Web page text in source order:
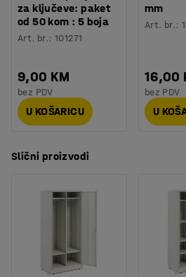
za ključeve: paket
od 50 kom : 5 boja
Art. br.:101271
9,00 KM
bez PDV
U KOŠARICU
mm
Art. br.:
16,00
bez PDV
U
Slični proizvodi